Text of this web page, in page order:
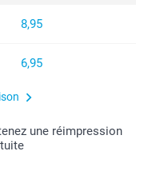
8,95
6,95
une réimpression